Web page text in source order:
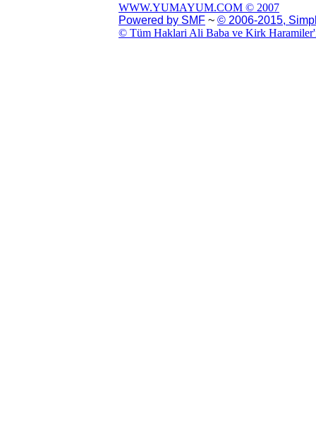
WWW.YUMAYUM.COM © 2007
Powered by SMF ~ © 2006-2015,
© Tüm Haklari Ali Baba ve Kirk